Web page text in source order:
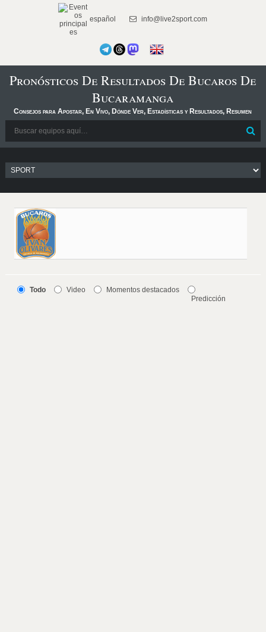
español info@live2sport.com
Pronósticos De Resultados De Bucaros De
Bucaramanga
Consejos para Apostar, En Vivo, Dónde Ver, Estadísticas y Resultados, Resumen
Todo Video
Momentos destacados
Predicción